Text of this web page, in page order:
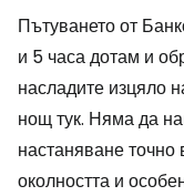
Пътуването от
и 5 часа дотам и
насладите изцяло
нощ тук. Няма да
настаняване
околността и